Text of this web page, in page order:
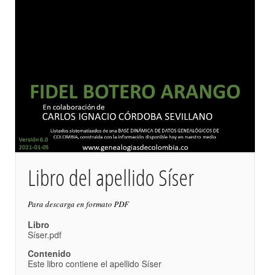
Libro del apellido Síser
Para descarga en formato PDF
Libro
Síser.pdf
Contenido
Este libro contiene el apellido Síser